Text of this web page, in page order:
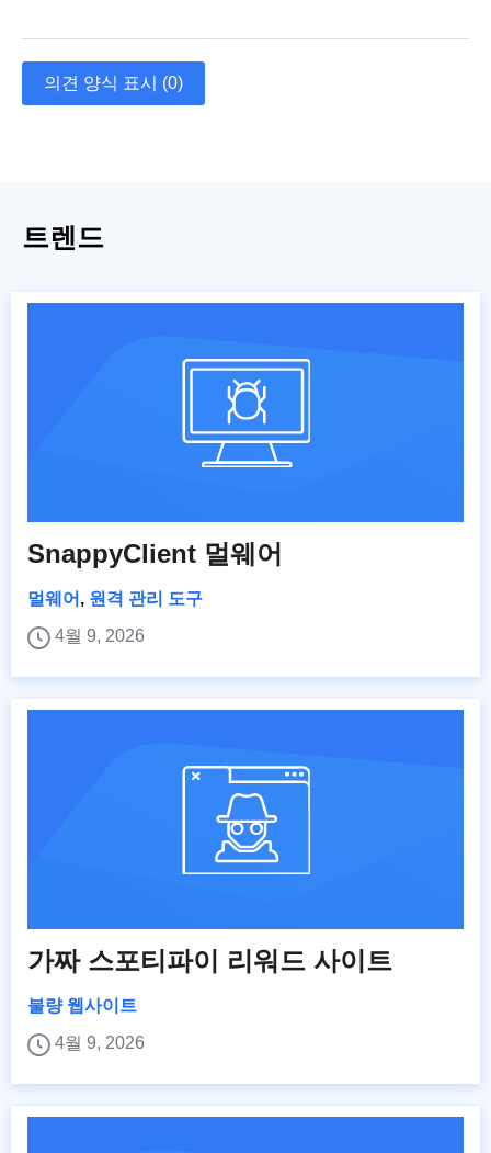
의견 양식 표시 (0)
트렌드
SnappyClient 멀웨어
멀웨어 , 원격 관리 도구
4월 9, 2026
가짜 스포티파이 리워드 사이트
불량 웹사이트
4월 9, 2026